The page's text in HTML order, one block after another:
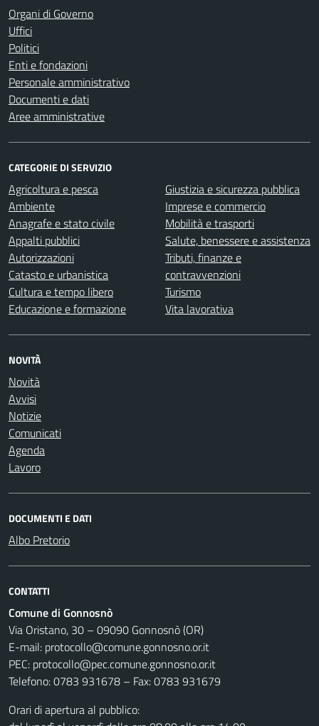
Organi di Governo
Uffici
Politici
Enti e fondazioni
Personale amministrativo
Documenti e dati
Aree amministrative
CATEGORIE DI SERVIZIO
Agricoltura e pesca
Ambiente
Anagrafe e stato civile
Appalti pubblici
Autorizzazioni
Catasto e urbanistica
Cultura e tempo libero
Educazione e formazione
Giustizia e sicurezza pubblica
Imprese e commercio
Mobilità e trasporti
Salute, benessere e assistenza
Tributi, finanze e
contravvenzioni
Turismo
Vita lavorativa
NOVITÀ
Novità
Avvisi
Notizie
Comunicati
Agenda
Lavoro
DOCUMENTI E DATI
Albo Pretorio
CONTATTI
Comune di Gonnosnò
Via Oristano, 30 – 09090 Gonnosnò (OR)
E-mail: protocollo@comune.gonnosno.or.it
PEC: protocollo@pec.comune.gonnosno.or.it
Telefono: 0783 931678 – Fax: 0783 931679
Orari di apertura al pubblico: